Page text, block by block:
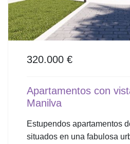
320.000 €
Apartamentos con
Manilva
Estupendos apartamentos
situados en una fabulosa